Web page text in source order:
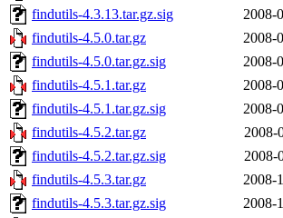
findutils-4.3.13.tar.gz.sig
2008-
findutils-4.5.0.tar.gz
2008-
findutils-4.5.0.tar.gz.sig
2008-
findutils-4.5.1.tar.gz
2008-
findutils-4.5.1.tar.gz.sig
2008-
findutils-4.5.2.tar.gz
2008-
findutils-4.5.2.tar.gz.sig
2008-
findutils-4.5.3.tar.gz
2008-
findutils-4.5.3.tar.gz.sig
2008-